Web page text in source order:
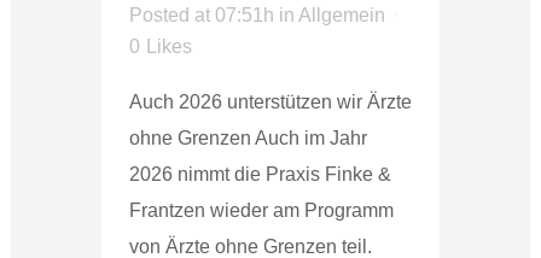
Posted at 07:51h in Allgemein
0
Likes
Auch 2026 unterstützen wir Ärzte
ohne Grenzen Auch im Jahr
2026 nimmt die Praxis Finke &
Frantzen wieder am Programm
von Ärzte ohne Grenzen teil.